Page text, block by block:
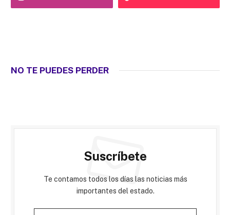
NO TE PUEDES PERDER
Suscríbete
Te contamos todos los días las noticias más
importantes del estado.